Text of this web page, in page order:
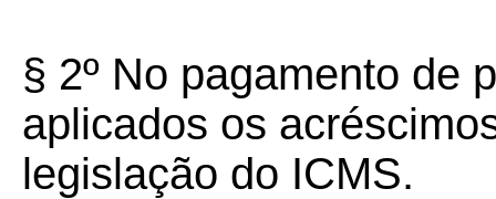
§ 2º No pagamento de
aplicados os
legislação do ICMS.